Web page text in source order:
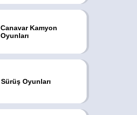
Canavar Kamyon
Oyunları
Sürüş Oyunları